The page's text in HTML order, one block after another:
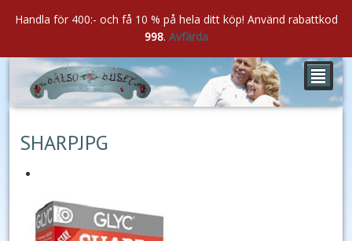
²
SHARPJPG
Handla för 400:- och få 10 % på hela ditt köp! Använd rabattkod
998. Avfärda